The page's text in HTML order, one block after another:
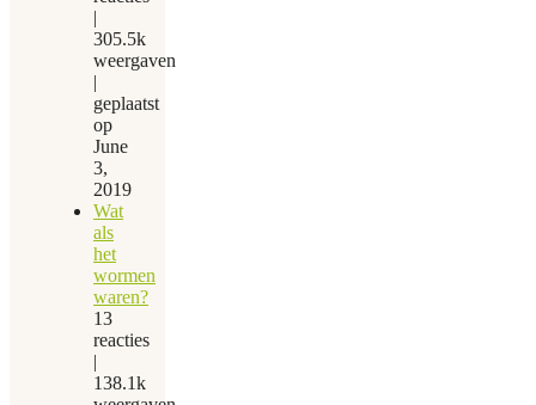
|
305.5k
weergaven
|
geplaatst
op
June
3,
2019
Wat
als
het
wormen
waren?
13
reacties
|
138.1k